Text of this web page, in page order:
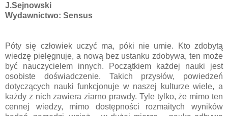
J.Sejnowski
Wydawnictwo: Sensus
Póty się człowiek uczyć ma, póki nie umie. Kto zdobytą
wiedzę pielęgnuje, a nową bez ustanku zdobywa, ten może
być nauczycielem innych. Początkiem każdej nauki jest
osobiste doświadczenie. Takich przysłów, powiedzeń
dotyczących nauki funkcjonuje w naszej kulturze wiele, a
każdy z nich zawiera ziarno prawdy. Tyle tylko, że mimo ten
cennej wiedzy, mimo dostępności rozmaitych wyników